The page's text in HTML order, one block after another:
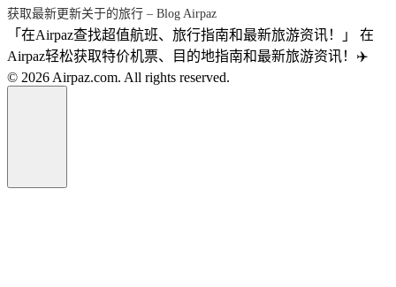
获取最新更新关于的旅行 – Blog Airpaz
「在Airpaz查找超值航班、旅行指南和最新旅游资讯！」 在
Airpaz轻松获取特价机票、目的地指南和最新旅游资讯！✈️
© 2026 Airpaz.com. All rights reserved.